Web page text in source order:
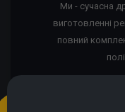
Ми - сучасна
виготовленні
повний